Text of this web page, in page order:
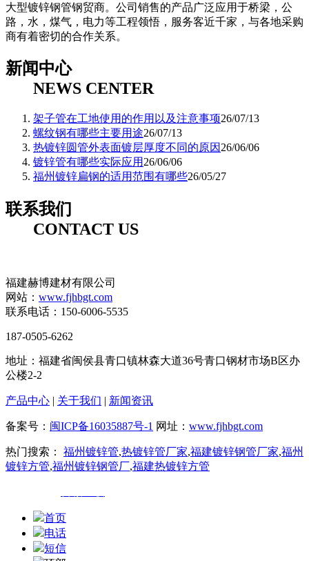
大型镀锌钢管钢贸商。公司销售的产品广泛应用于桥梁，公
路，水，煤气，电力等工程领悟，服务客近千家，与各地采购
商有着密切的合作关系。
新闻中心
NEWS CENTER
架子管在工地使用的作用以及注意事项26/07/13
螺纹钢有哪些主要用途26/07/13
热镀锌圆管外表面镀层厚度不同的原因 26/06/06
镀锌管有哪些实际应用 26/06/06
福州镀锌扁钢的适用范围有哪些26/05/27
联系我们
CONTACT US
福建赫博建材有限公司
网站： www.fjhbgt.com
联系电话：150-6006-5535
187-0505-6262
地址：福建省闽侯县青口镇林森大道36号青口钢材市场B区办
公楼2-2
产品中心 | 关于我们 | 新闻资讯
备案号： 闽ICP备16035887号-1 网址： www.fjhbgt.com
热门搜索： 福州镀锌管,热镀锌管厂家,福建镀锌钢管厂家,福州
镀锌方管,福州镀锌钢管厂,福建热镀锌方管
首页
电话
短信